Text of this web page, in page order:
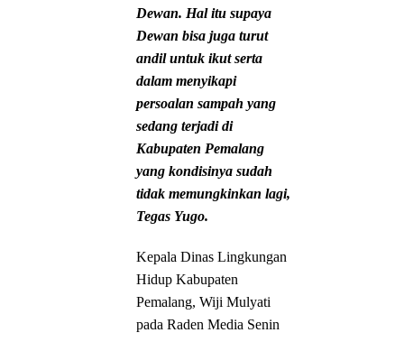
Dewan. Hal itu supaya
Dewan bisa juga turut
andil untuk ikut serta
dalam menyikapi
persoalan sampah yang
sedang terjadi di
Kabupaten Pemalang
yang kondisinya sudah
tidak memungkinkan lagi,
Tegas Yugo.
Kepala Dinas Lingkungan
Hidup Kabupaten
Pemalang, Wiji Mulyati
pada Raden Media Senin